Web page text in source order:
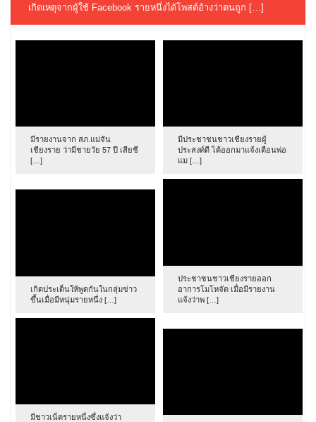
เกิดเหตุจากผู้ใช้ Facebook รายหนึ่งได้โพสต์อ้างว่าตนถูก […]
มีรายงานจาก สภ.แม่จัน
เชียงราย ว่ามีชายวัย 57 ปี เสียชี
[…]
มีประชาชนชาวเชียงรายผู้
ประสงค์ดี ได้ออกมาแจ้งเตือนพ่อ
แม […]
เกิดประเด็นให้พูดกันในกลุ่มข่าว
ขึ้นเมื่อมีหนุ่มรายหนึ่ง […]
ประชาชนชาวเชียงรายออก
อาการโมโหจัด เมื่อมีรายงาน
แจ้งว่าพ […]
มีชาวเน็ตรายหนึ่งซึ่งแจ้งว่า